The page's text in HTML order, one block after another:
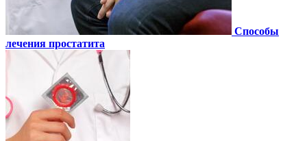
Способы
лечения простатита